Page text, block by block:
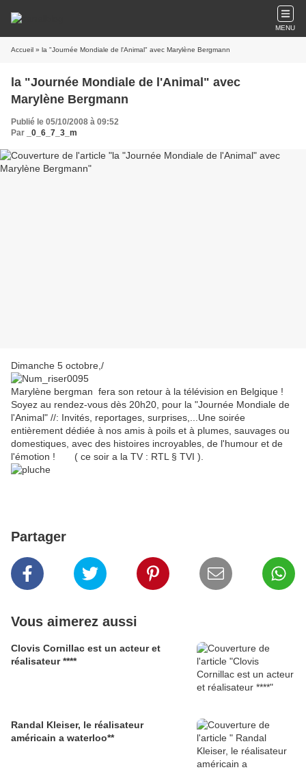
MENU
Accueil » la "Journée Mondiale de l'Animal" avec Marylène Bergmann
la "Journée Mondiale de l'Animal" avec
Marylène Bergmann
Publié le 05/10/2008 à 09:52
Par
_0_6_7_3_m
Dimanche 5 octobre,/
Marylène bergman fera son retour à la télévision en Belgique !
Soyez au rendez-vous dès 20h20, pour la "Journée Mondiale de
l'Animal" //: Invités, reportages, surprises,...Une soirée
entièrement dédiée à nos amis à poils et à plumes, sauvages ou
domestiques, avec des histoires incroyables, de l'humour et de
l'émotion ! ( ce soir a la TV : RTL § TVI ).
Partager
Vous aimerez aussi
Clovis Cornillac est un acteur et
réalisateur ****
Randal Kleiser, le réalisateur
américain a waterloo**